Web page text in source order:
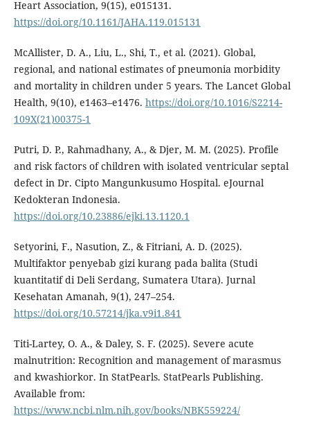
Heart Association, 9(15), e015131.
https://doi.org/10.1161/JAHA.119.015131
McAllister, D. A., Liu, L., Shi, T., et al. (2021). Global,
regional, and national estimates of pneumonia morbidity
and mortality in children under 5 years. The Lancet Global
Health, 9(10), e1463–e1476. https://doi.org/10.1016/S2214-
109X(21)00375-1
Putri, D. P., Rahmadhany, A., & Djer, M. M. (2025). Profile
and risk factors of children with isolated ventricular septal
defect in Dr. Cipto Mangunkusumo Hospital. eJournal
Kedokteran Indonesia.
https://doi.org/10.23886/ejki.13.1120.1
Setyorini, F., Nasution, Z., & Fitriani, A. D. (2025).
Multifaktor penyebab gizi kurang pada balita (Studi
kuantitatif di Deli Serdang, Sumatera Utara). Jurnal
Kesehatan Amanah, 9(1), 247–254.
https://doi.org/10.57214/jka.v9i1.841
Titi-Lartey, O. A., & Daley, S. F. (2025). Severe acute
malnutrition: Recognition and management of marasmus
and kwashiorkor. In StatPearls. StatPearls Publishing.
Available from:
https://www.ncbi.nlm.nih.gov/books/NBK559224/